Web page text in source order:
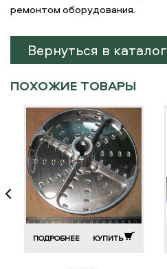
ремонтом оборудования.
Вернуться в каталог
ПОХОЖИЕ ТОВАРЫ
ПОДРОБНЕЕ КУПИТЬ